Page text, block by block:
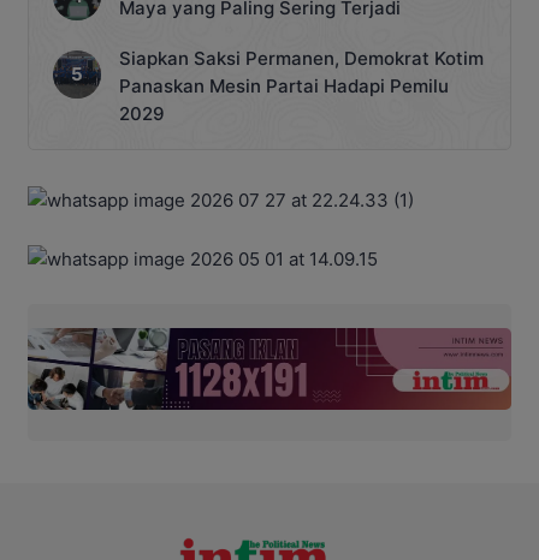
Maya yang Paling Sering Terjadi
Siapkan Saksi Permanen, Demokrat Kotim
Panaskan Mesin Partai Hadapi Pemilu
2029